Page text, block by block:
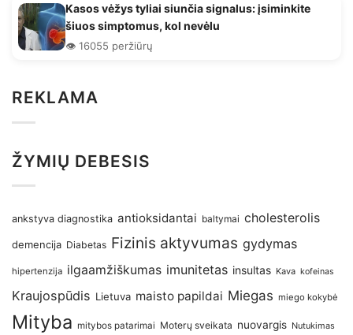
Kasos vėžys tyliai siunčia signalus: įsiminkite
šiuos simptomus, kol nevėlu
👁️ 16055 peržiūrų
REKLAMA
ŽYMIŲ DEBESIS
ankstyva diagnostika antioksidantai baltymai cholesterolis
demencija Diabetas Fizinis aktyvumas gydymas
hipertenzija ilgaamžiškumas imunitetas insultas Kava kofeinas
Kraujospūdis Lietuva maisto papildai Miegas miego kokybė
Mityba mitybos patarimai Moterų sveikata nuovargis Nutukimas